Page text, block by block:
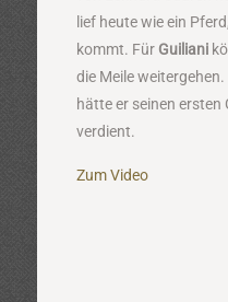
lief heute wie ein
kommt. Für Guiliani
die Meile
hätte er seinen
verdient.
Zum Video